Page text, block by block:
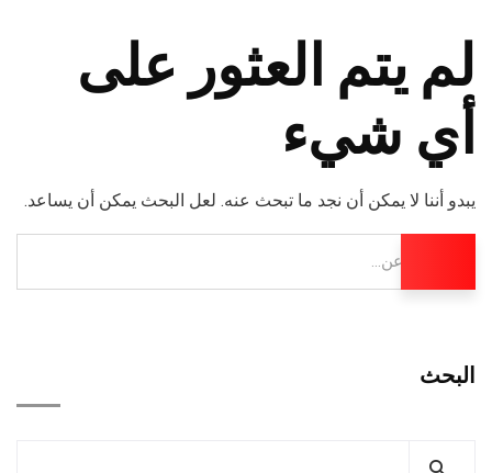
لم يتم العثور على
أي شيء
يبدو أننا لا يمكن أن نجد ما تبحث عنه. لعل البحث يمكن أن يساعد.
البحث